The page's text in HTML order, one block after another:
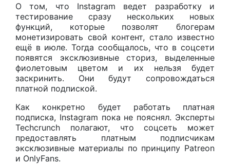
О том, что Instagram ведет разработку и
тестирование сразу нескольких новых
функций, которые позволят блогерам
монетизировать свой контент, стало известно
ещё в июле. Тогда сообщалось, что в соцсети
появятся эксклюзивные сториз, выделенные
фиолетовым цветом и их нельзя будет
заскринить. Они будут сопровождаться
платной подпиской.
Как конкретно будет работать платная
подписка, Instagram пока не пояснял. Эксперты
Techcrunch полагают, что соцсеть может
предоставлять платным подписчикам
эксклюзивные материалы по принципу Patreon
и OnlyFans.